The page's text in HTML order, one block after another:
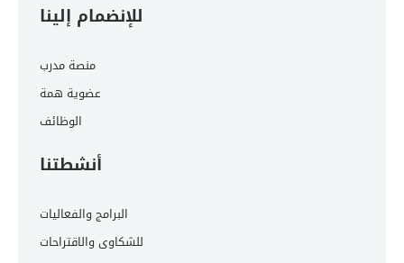
للإنضمام إلينا
منصة مدرب
عضوية همة
الوظائف
أنشطتنا
البرامج والفعاليات
للشكاوى والاقتراحات